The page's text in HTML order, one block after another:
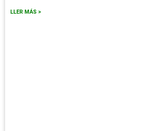
LLER MÁS >